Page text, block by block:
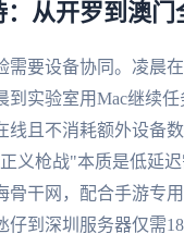
：从开罗到澳门
需要设备协同。凌晨
到实验室用Mac继续
线且不消耗额外设备
义枪战"本质是低延
骨干网，配合手游专用
仔到深圳服务器仅需